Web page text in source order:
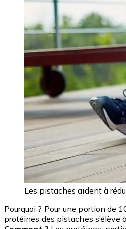
Les pistaches aident à
Pourquoi ? Pour une portion de
protéines des pistaches s’élève